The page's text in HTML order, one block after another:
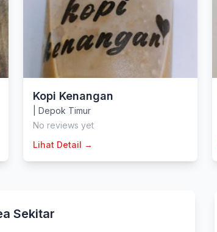
Kopi Kenangan
Depok Timur
No reviews yet
Lihat Detail →
Sekitar